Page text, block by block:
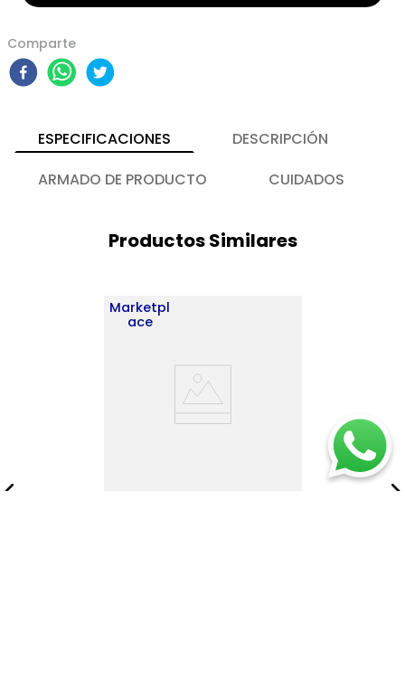
Comparte
ESPECIFICACIONES
DESCRIPCIÓN
ARMADO DE PRODUCTO
CUIDADOS
Productos Similares
Marketpl
ace